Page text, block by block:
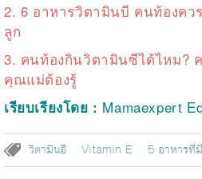
2. 6 อาหารวิตามินบี คนท้องค
ลูก
3. คนท้องกินวิตามินซีได้ไหม?
คุณแม่ต้องรู้
เรียบเรียงโดย : Mamaexpert
วิตามินอี Vitamin E 5 อาหารที่